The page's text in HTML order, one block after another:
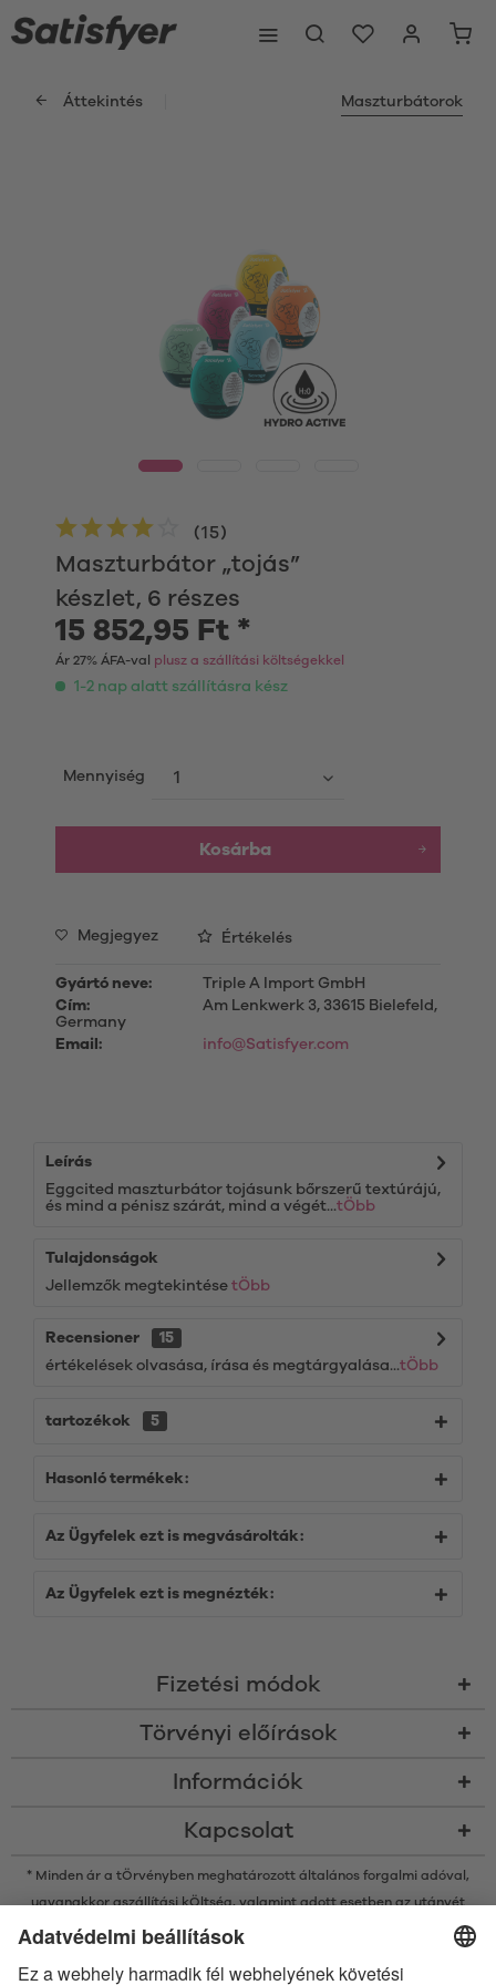
Áttekintés Maszturbátorok
Maszturbátor „tojás”
készlet, 6 részes
(15)
15 852,95 Ft *
Ár 27% ÁFA-val plusz a szállítási költségekkel
1-2 nap alatt szállításra kész
Mennyiség
Kosárba
Megjegyez Értékelés
Gyártó neve:
Triple A Import GmbH
Cím:
Am Lenkwerk 3, 33615 Bielefeld,
Germany
Email:
info@Satisfyer.com
Leírás
Eggcited maszturbátor tojásunk bőrszerű textúrájú,
és mind a pénisz szárát, mind a végét...tÖbb
Tulajdonságok
Jellemzők megtekintése tÖbb
Recensioner
15
értékelések olvasása, írása és megtárgyalása...tÖbb
tartozékok 5
Hasonló termékek:
Az Ügyfelek ezt is megvásárolták:
Az Ügyfelek ezt is megnézték:
Fizetési módok
Törvényi előírások
Információk
Kapcsolat
* Minden ár a tÖrvényben meghatározott általános forgalmi adóval,
ugyanakkor aszállítási kÖltség, valamint adott esetben az utánvét
kÖltsége nélkÜl értendő, amennyiben nincsen máshogy leírva
az Satisfyer GmbH az ilyen védjegyeket mindenkor licenc alatt